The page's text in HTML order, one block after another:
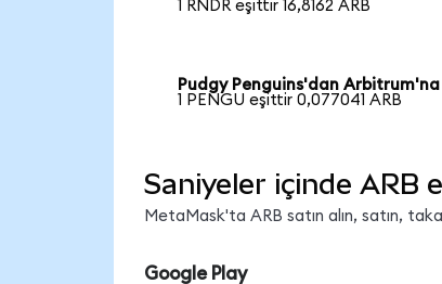
1 RNDR eşittir 16,8162 ARB
Pudgy Penguins'dan Arbitrum'na
1 PENGU eşittir 0,077041 ARB
Saniyeler içinde ARB
MetaMask'ta ARB satın alın, satın,
Google Play